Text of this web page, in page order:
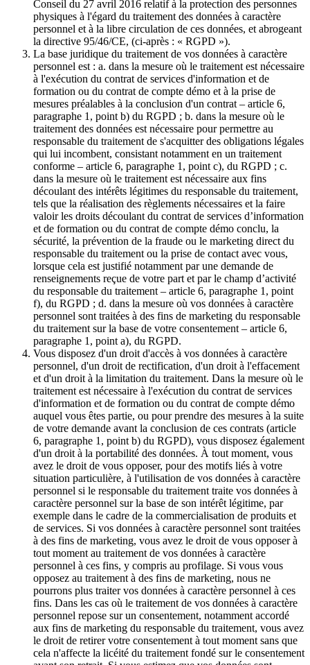
Conseil du 27 avril 2016 relatif à la protection des personnes
physiques à l'égard du traitement des données à caractère
personnel et à la libre circulation de ces données, et abrogeant
la directive 95/46/CE, (ci-après : « RGPD »).
La base juridique du traitement de vos données à caractère
personnel est : a. dans la mesure où le traitement est nécessaire
à l'exécution du contrat de services d'information et de
formation ou du contrat de compte démo et à la prise de
mesures préalables à la conclusion d'un contrat – article 6,
paragraphe 1, point b) du RGPD ; b. dans la mesure où le
traitement des données est nécessaire pour permettre au
responsable du traitement de s'acquitter des obligations légales
qui lui incombent, consistant notamment en un traitement
conforme – article 6, paragraphe 1, point c), du RGPD ; c.
dans la mesure où le traitement est nécessaire aux fins
découlant des intérêts légitimes du responsable du traitement,
tels que la réalisation des règlements nécessaires et la faire
valoir les droits découlant du contrat de services d’information
et de formation ou du contrat de compte démo conclu, la
sécurité, la prévention de la fraude ou le marketing direct du
responsable du traitement ou la prise de contact avec vous,
lorsque cela est justifié notamment par une demande de
renseignements reçue de votre part et par le champ d’activité
du responsable du traitement – article 6, paragraphe 1, point
f), du RGPD ; d. dans la mesure où vos données à caractère
personnel sont traitées à des fins de marketing du responsable
du traitement sur la base de votre consentement – article 6,
paragraphe 1, point a), du RGPD.
Vous disposez d'un droit d'accès à vos données à caractère
personnel, d'un droit de rectification, d'un droit à l'effacement
et d'un droit à la limitation du traitement. Dans la mesure où le
traitement est nécessaire à l'exécution du contrat de services
d'information et de formation ou du contrat de compte démo
auquel vous êtes partie, ou pour prendre des mesures à la suite
de votre demande avant la conclusion de ces contrats (article
6, paragraphe 1, point b) du RGPD), vous disposez également
d'un droit à la portabilité des données. À tout moment, vous
avez le droit de vous opposer, pour des motifs liés à votre
situation particulière, à l'utilisation de vos données à caractère
personnel si le responsable du traitement traite vos données à
caractère personnel sur la base de son intérêt légitime, par
exemple dans le cadre de la commercialisation de produits et
de services. Si vos données à caractère personnel sont traitées
à des fins de marketing, vous avez le droit de vous opposer à
tout moment au traitement de vos données à caractère
personnel à ces fins, y compris au profilage. Si vous vous
opposez au traitement à des fins de marketing, nous ne
pourrons plus traiter vos données à caractère personnel à ces
fins. Dans les cas où le traitement de vos données à caractère
personnel repose sur un consentement, notamment accordé
aux fins de marketing du responsable du traitement, vous avez
le droit de retirer votre consentement à tout moment sans que
cela n'affecte la licéité du traitement fondé sur le consentement